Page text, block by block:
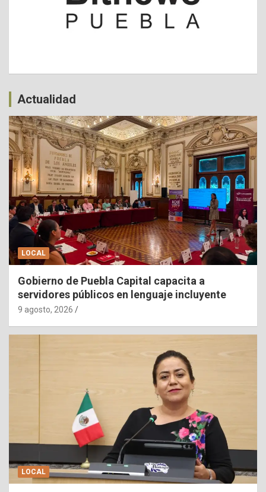
Actualidad
LOCAL
Gobierno de Puebla Capital capacita a
servidores públicos en lenguaje incluyente
9 agosto, 2026
LOCAL